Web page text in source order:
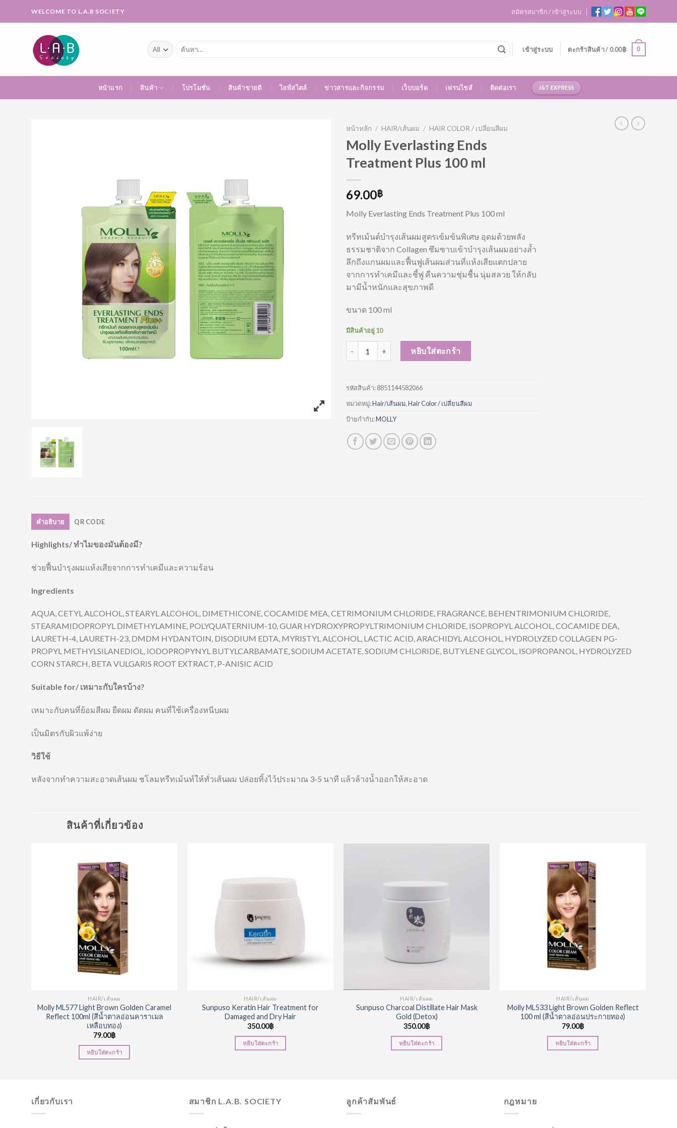
WELCOME TO L.A.B SOCIETY สมัครสมาชิก / เข้าสู่ระบบ
ค้นหา:
เข้าสู่ระบบ ตะกร้าสินค้า / 0.00฿ 0
หน้าแรก สินค้า โปรโมชั่น สินค้าขายดี ไลฟ์สไตล์ ข่าวสารและกิจกรรม เว็บบอร์ด เฟรนไชส์ ติดต่อเรา J&T EXPRESS
หน้าหลัก / HAIR/เส้นผม / HAIR COLOR / เปลี่ยนสีผม
Molly Everlasting Ends
Treatment Plus 100 ml
69.00฿
Molly Everlasting Ends Treatment Plus 100 ml
ทรีทเม้นต์บำรุงเส้นผมสูตรเข้มข้นพิเศษ อุดมด้วยพลัง
ธรรมชาติจาก Collagen ซึมซาบเข้าบำรุงเส้นผมอย่างล้ำ
ลึกถึงแกนผมและฟื้นฟูเส้นผมส่วนที่แห้งเสียแตกปลาย
จากการทำเคมีและชี้ฟู คืนความชุ่มชื้น นุ่มสลวย ให้กลับ
มามีน้ำหนักและสุขภาพดี
ขนาด 100 ml
มีสินค้าอยู่ 10
จำนวน Molly Everlasting Ends Treatment Plus 100 ml ชิ้น
หยิบใส่ตะกร้า
รหัสสินค้า:8851144582066
หมวดหมู่:Hair/เส้นผม,Hair Color / เปลี่ยนสีผม
ป้ายกำกับ:MOLLY
คำอธิบาย QR CODE
Highlights/ ทำไมของมันต้องมี?
ช่วยฟื้นบำรุงผมแห้งเสียจากการทำเคมีและความร้อน
Ingredients
AQUA, CETYL ALCOHOL, STEARYL ALCOHOL, DIMETHICONE, COCAMIDE MEA, CETRIMONIUM CHLORIDE, FRAGRANCE, BEHENTRIMONIUM CHLORIDE,
STEARAMIDOPROPYL DIMETHYLAMINE, POLYQUATERNIUM-10, GUAR HYDROXYPROPYLTRIMONIUM CHLORIDE, ISOPROPYL ALCOHOL, COCAMIDE DEA,
LAURETH-4, LAURETH-23, DMDM HYDANTOIN, DISODIUM EDTA, MYRISTYL ALCOHOL, LACTIC ACID, ARACHIDYL ALCOHOL, HYDROLYZED COLLAGEN PG-
PROPYL METHYLSILANEDIOL, IODOPROPYNYL BUTYLCARBAMATE, SODIUM ACETATE, SODIUM CHLORIDE, BUTYLENE GLYCOL, ISOPROPANOL, HYDROLYZED
CORN STARCH, BETA VULGARIS ROOT EXTRACT, P-ANISIC ACID
Suitable for/ เหมาะกับใครบ้าง?
เหมาะกับคนที่ย้อมสีผม ยืดผม ดัดผม คนที่ใช้เครื่องหนีบผม
เป็นมิตรกับผิวแพ้ง่าย
วิธีใช้
หลังจากทำความสะอาดเส้นผม ชโลมทรีทเม้นท์ให้ทั่วเส้นผม ปล่อยทิ้งไว้ประมาณ 3-5 นาที แล้วล้างน้ำออกให้สะอาด
สินค้าที่เกี่ยวข้อง
HAIR/เส้นผม
Molly ML577 Light Brown Golden Caramel
Reflect 100ml (สีน้ำตาลอ่อนคาราเมล
เหลือบทอง)
79.00฿
หยิบใส่ตะกร้า
HAIR/เส้นผม
Sunpuso Keratin Hair Treatment for
Damaged and Dry Hair
350.00฿
หยิบใส่ตะกร้า
HAIR/เส้นผม
Sunpuso Charcoal Distillate Hair Mask
Gold (Detox)
350.00฿
หยิบใส่ตะกร้า
HAIR/เส้นผม
Molly ML533 Light Brown Golden Reflect
100 ml (สีน้ำตาลอ่อนประกายทอง)
79.00฿
หยิบใส่ตะกร้า
เกี่ยวกับเรา สมาชิก L.A.B. SOCIETY ลูกค้าสัมพันธ์ กฎหมาย